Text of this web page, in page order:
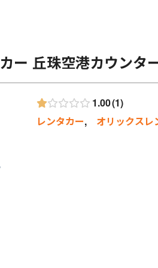
ー 丘珠空港カウンタ
1.00 1
レンタカー, オリックスレ